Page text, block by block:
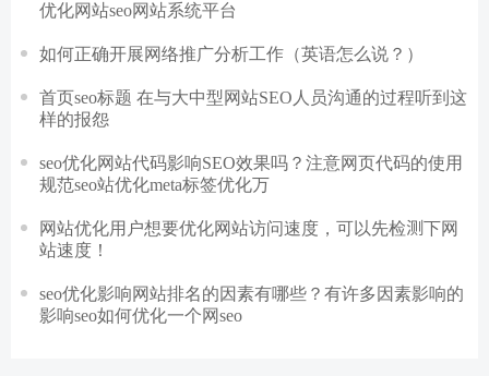
优化网站seo网站系统平台
如何正确开展网络推广分析工作（英语怎么说？）
首页seo标题 在与大中型网站SEO人员沟通的过程听到这
样的报怨
seo优化网站代码影响SEO效果吗？注意网页代码的使用
规范seo站优化meta标签优化万
网站优化用户想要优化网站访问速度，可以先检测下网
站速度！
seo优化影响网站排名的因素有哪些？有许多因素影响的
影响seo如何优化一个网seo